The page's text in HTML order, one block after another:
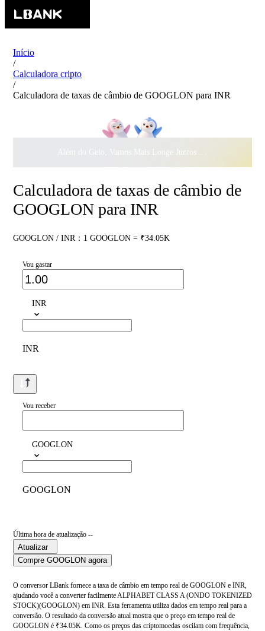
Início
/
Calculadora cripto
/
Calculadora de taxas de câmbio de GOOGLON para INR
Além do Gelo, Vamos Mais Longe Juntos ·$500.000
Calculadora de taxas de câmbio de
GOOGLON para INR
GOOGLON / INR：1 GOOGLON = ₹34.05K
Vou gastar
INR
INR
Vou receber
GOOGLON
GOOGLON
Última hora de atualização --
Atualizar
Compre GOOGLON agora
O conversor LBank fornece a taxa de câmbio em tempo real de GOOGLON e INR,
ajudando você a converter facilmente ALPHABET CLASS A (ONDO TOKENIZED
STOCK)(GOOGLON) em INR. Esta ferramenta utiliza dados em tempo real para a
conversão. O resultado da conversão atual mostra que o preço em tempo real de
GOOGLON é ₹34.05K. Como os preços das criptomoedas oscilam com frequência,